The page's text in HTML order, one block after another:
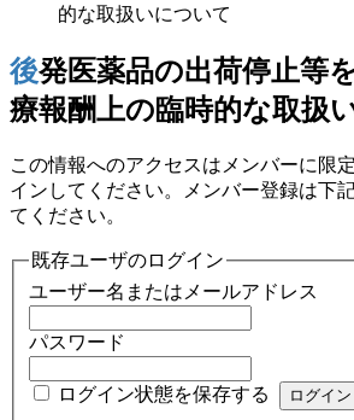
的な取扱いについて
後発医薬品の出荷停止等を踏まえた診
療報酬上の臨時的な取扱
この情報へのアクセスはメンバーに限
インしてください。メンバー登録は下
てください。
既存ユーザのログイン
ユーザー名またはメールアドレス
パスワード
ログイン状態を保存する